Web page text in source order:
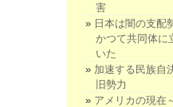
害
日本は闇の支配
かつて共同体に
いた
加速する民族自
旧勢力
アメリカの現在